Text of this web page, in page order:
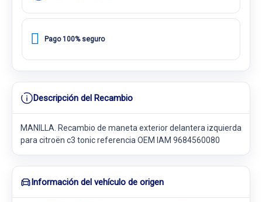
Pago 100% seguro
Descripción del Recambio
MANILLA. Recambio de maneta exterior delantera izquierda
para citroën c3 tonic referencia OEM IAM 9684560080
Información del vehículo de origen